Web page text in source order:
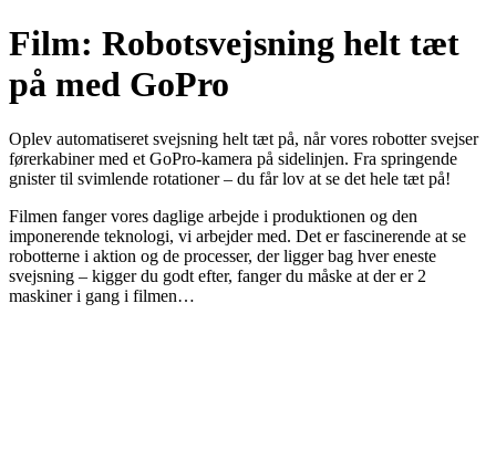
Film: Robotsvejsning helt tæt
på med GoPro
Oplev automatiseret svejsning helt tæt på, når vores robottersvejser
førerkabiner med et GoPro-kamera på sidelinjen. Fra springende
gnister til svimlende rotationer – du får lov at se det hele tæt på!
Filmen fanger vores daglige arbejde i produktionen og den
imponerende teknologi, vi arbejder med. Det er fascinerende at se
robotterne i aktion og de processer, der ligger bag hver eneste
svejsning – kigger du godt efter, fanger du måske at der er 2
maskiner i gang i filmen…